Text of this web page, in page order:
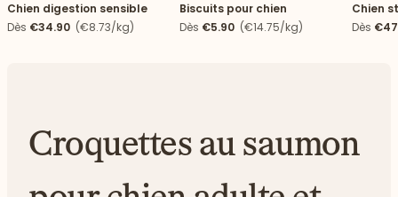
Chien digestion sensible
Dès €34.90 (€8.73/kg)
Biscuits pour chien
Dès €5.90 (€14.75/kg)
Chien
Dès
Croquettes au saumon